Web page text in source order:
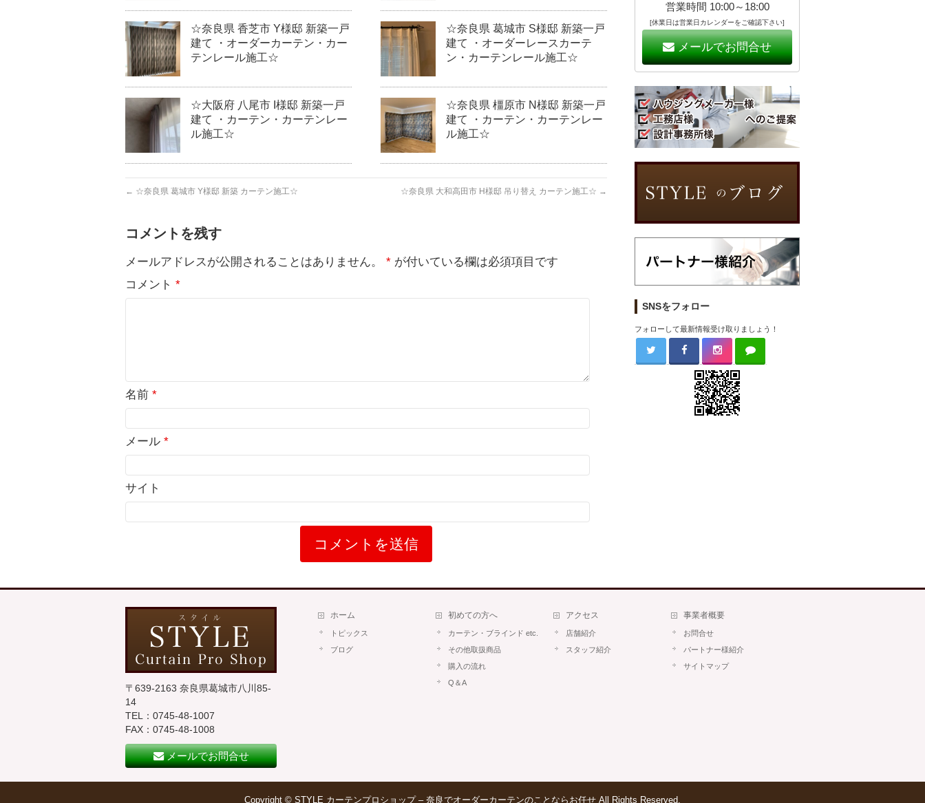
☆奈良県 香芝市 Y様邸 新築一戸
建て ・オーダーカーテン・カー
テンレール施工☆
☆奈良県 葛城市 S様邸 新築一戸
建て ・オーダーレースカーテ
ン・カーテンレール施工☆
☆大阪府 八尾市 I様邸 新築一戸
建て ・カーテン・カーテンレー
ル施工☆
☆奈良県 橿原市 N様邸 新築一戸
建て ・カーテン・カーテンレー
ル施工☆
← ☆奈良県 葛城市 Y様邸 新築 カーテン施工☆ ☆奈良県 大和高田市 H様邸 吊り替え カーテン施工☆ →
コメントを残す
メールアドレスが公開されることはありません。 * が付いている欄は必須項目です
コメント *
名前 *
メール *
サイト
営業時間 10:00～18:00
[休業日は営業日カレンダーをご確認下さい]
メールでお問合せ
SNSをフォロー
フォローして最新情報受け取りましょう！
〒639-2163 奈良県葛城市八川85-
14
TEL：0745-48-1007
FAX：0745-48-1008
メールでお問合せ
ホーム
トピックス
ブログ
初めての方へ
カーテン・ブラインド etc.
その他取扱商品
購入の流れ
Q＆A
アクセス
店舗紹介
スタッフ紹介
事業者概要
お問合せ
パートナー様紹介
サイトマップ
Copyright © STYLE カーテンプロショップ – 奈良でオーダーカーテンのことならお任せ All Rights Reserved.